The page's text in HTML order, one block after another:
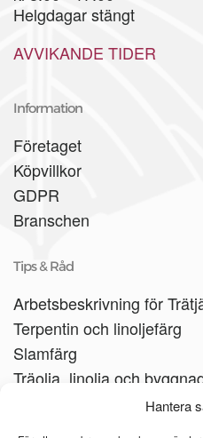
Hantera
Helgdagar stängt
AVVIKANDE TIDER
Information
Företaget
Köpvillkor
GDPR
Branschen
Tips & Råd
Arbetsbeskrivning för
Terpentin och linoljefärg
Slamfärg
Träolja, linolja och